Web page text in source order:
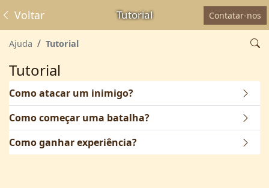
Tutorial
Voltar Contatar-nos
Ajuda Tutorial
Tutorial
Como atacar um inimigo?
Como começar uma batalha?
Como ganhar experiência?